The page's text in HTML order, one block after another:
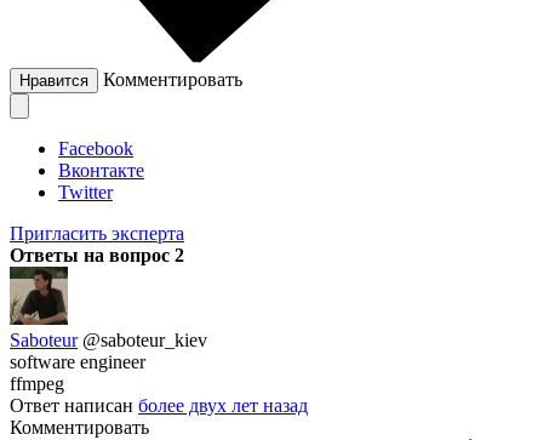
Нравится Комментировать
Facebook
Вконтакте
Twitter
Пригласить эксперта
Ответы на вопрос 2
Saboteur @saboteur_kiev
software engineer
ffmpeg
Ответ написан более двух лет назад
Комментировать